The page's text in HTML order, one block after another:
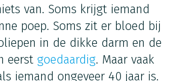
van. Soms krijgt iemand
poep. Soms zit er bloed bij
in de dikke darm en de
eerst goedaardig. Maar vaak
iemand ongeveer 40 jaar is.